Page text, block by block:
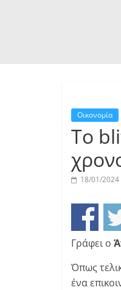
Οικονομία
Το
18/01/2024
Γράφει ο
Όπως
ένα